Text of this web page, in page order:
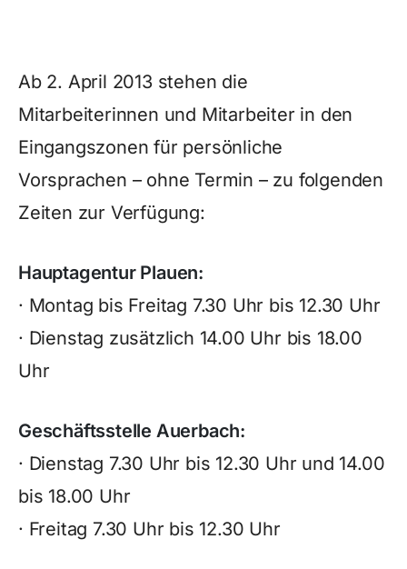
Ab 2. April 2013 stehen die
Mitarbeiterinnen und Mitarbeiter in den
Eingangszonen für persönliche
Vorsprachen – ohne Termin – zu folgenden
Zeiten zur Verfügung:
Hauptagentur Plauen:
· Montag bis Freitag 7.30 Uhr bis 12.30 Uhr
· Dienstag zusätzlich 14.00 Uhr bis 18.00
Uhr
Geschäftsstelle Auerbach:
· Dienstag 7.30 Uhr bis 12.30 Uhr und 14.00
bis 18.00 Uhr
· Freitag 7.30 Uhr bis 12.30 Uhr